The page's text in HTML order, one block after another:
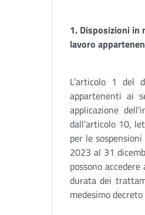
1. Disposizioni in
lavoro
L’articolo 1 del
appartenenti ai
applicazione
dall’articolo 10,
per le
2023 al 31
possono
durata dei
medesimo